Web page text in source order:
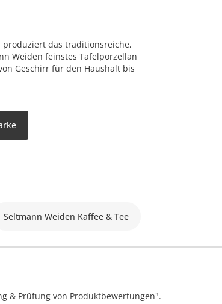
produziert das traditionsreiche,
Weiden feinstes Tafelporzellan
Geschirr für den Haushalt bis
Seltmann Weiden Kaffee & Tee
& Prüfung von Produktbewertungen".